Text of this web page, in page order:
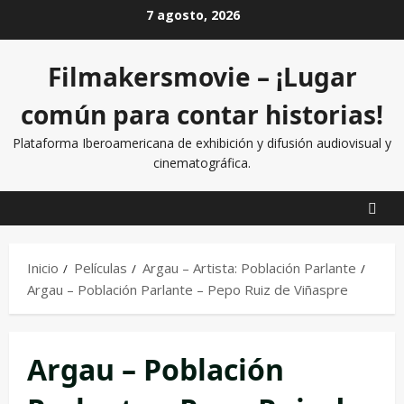
7 agosto, 2026
Filmakersmovie – ¡Lugar
común para contar historias!
Plataforma Iberoamericana de exhibición y difusión audiovisual y
cinematográfica.
Inicio Películas
Argau – Artista: Población Parlante
Argau – Población Parlante – Pepo Ruiz de Viñaspre
Argau – Población